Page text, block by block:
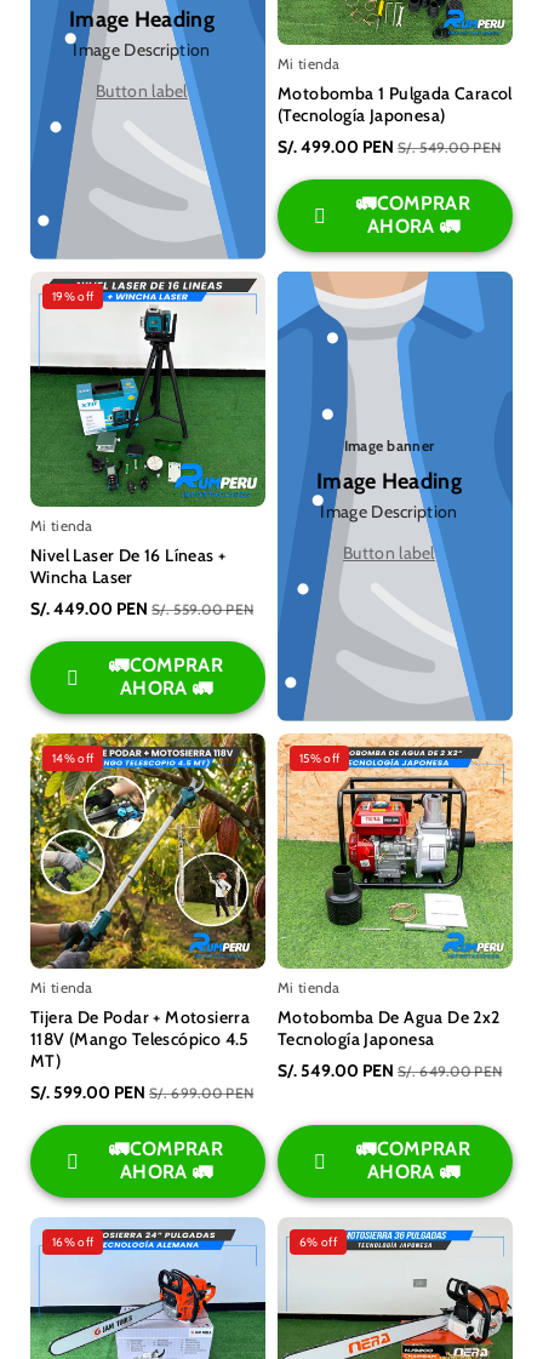
Image Heading
Image Description
Button label
Mi tienda
Motobomba 1 Pulgada Caracol
(Tecnología Japonesa)
S/. 499.00 PEN S/. 549.00 PEN
🚛COMPRAR
AHORA 🚛
19% off
Mi tienda
Nivel Laser De 16 Líneas +
Wincha Laser
S/. 449.00 PEN S/. 559.00 PEN
🚛COMPRAR
AHORA 🚛
Image banner
Image Heading
Image Description
Button label
14% off
Mi tienda
Tijera De Podar + Motosierra
118V (Mango Telescópico 4.5
MT)
S/. 599.00 PEN S/. 699.00 PEN
🚛COMPRAR
AHORA 🚛
15% off
Mi tienda
Motobomba De Agua De 2x2
Tecnología Japonesa
S/. 549.00 PEN S/. 649.00 PEN
🚛COMPRAR
AHORA 🚛
16% off 6% off